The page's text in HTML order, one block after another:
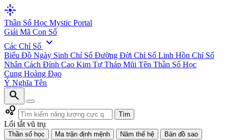
flare
Thần Số Học Mystic Portal
Giải Mã Con Số
Các Chỉ Số expand_more
Biểu Đồ Ngày Sinh Chỉ Số Đường Đời Chỉ Số Linh Hồn Chỉ Số
Nhân Cách Đỉnh Cao Kim Tự Tháp Mũi Tên Thần Số Học
Cung Hoàng Đạo
Ý Nghĩa Tên
search
bubble_chart
Tìm
Lối tắt vũ trụ
Thần số học Ma trận định mệnh Năm thế hệ
Bản đồ sao